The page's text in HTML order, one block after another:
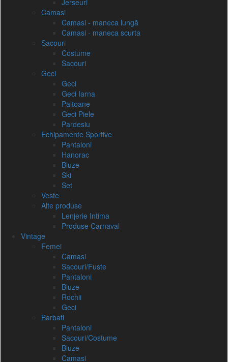
Jerseuri
Camasi
Camasi - maneca lungă
Camasi - maneca scurta
Sacouri
Costume
Sacouri
Geci
Geci
Geci Iarna
Paltoane
Geci Piele
Pardesiu
Echipamente Sportive
Pantaloni
Hanorac
Bluze
Ski
Set
Veste
Alte produse
Lenjerie Intima
Produse Carnaval
Vintage
Femei
Camasi
Sacouri/Fuste
Pantaloni
Bluze
Rochii
Geci
Barbati
Pantaloni
Sacouri/Costume
Bluze
Camasi